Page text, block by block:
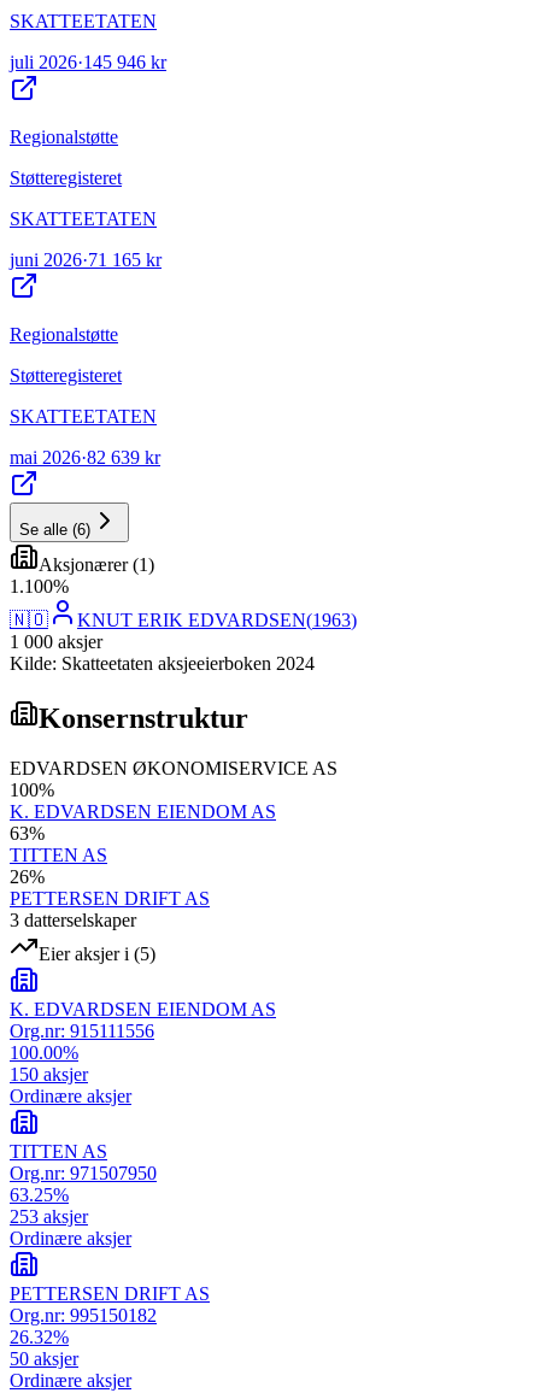
SKATTEETATEN
juli 2026·145 946 kr
Regionalstøtte
Støtteregisteret
SKATTEETATEN
juni 2026·71 165 kr
Regionalstøtte
Støtteregisteret
SKATTEETATEN
mai 2026·82 639 kr
Se alle (6)
Aksjonærer(1)
1 .100%
🇳🇴
KNUT ERIK EDVARDSEN(1963)
1 000 aksjer
Kilde: Skatteetaten aksjeeierboken 2024
Konsernstruktur
EDVARDSEN ØKONOMISERVICE AS
100%
K. EDVARDSEN EIENDOM AS
63%
TITTEN AS
26%
PETTERSEN DRIFT AS
3 datterselskaper
Eier aksjer i (5)
K. EDVARDSEN EIENDOM AS
Org.nr: 915111556
100.00%
150 aksjer
Ordinære aksjer
TITTEN AS
Org.nr: 971507950
63.25%
253 aksjer
Ordinære aksjer
PETTERSEN DRIFT AS
Org.nr: 995150182
26.32%
50 aksjer
Ordinære aksjer